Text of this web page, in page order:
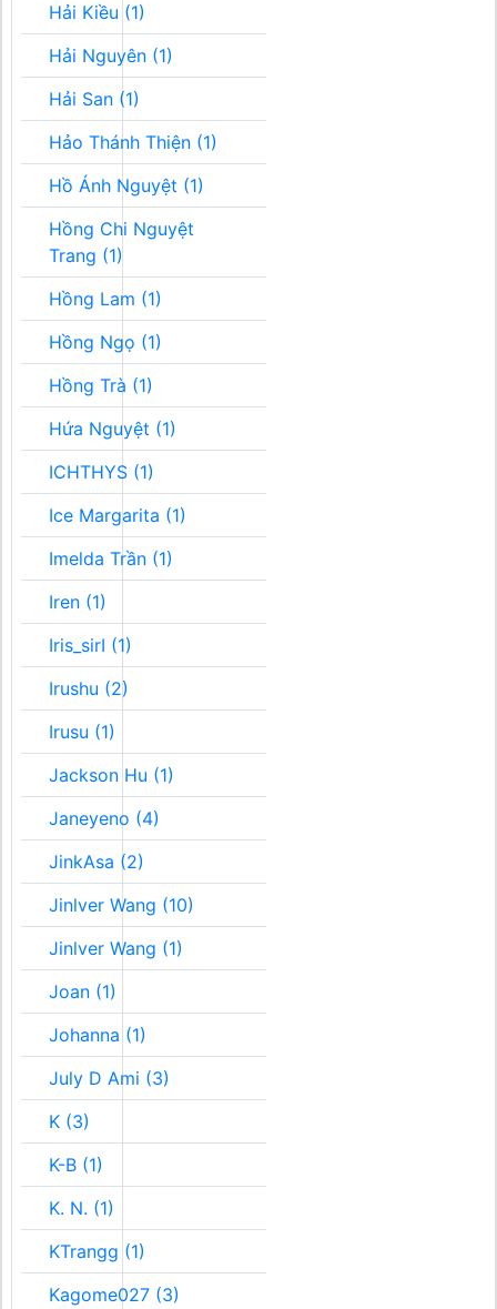
Hải Kiều (1)
Hải Nguyên (1)
Hải San (1)
Hảo Thánh Thiện (1)
Hồ Ánh Nguyệt (1)
Hồng Chi Nguyệt
Trang (1)
Hồng Lam (1)
Hồng Ngọ (1)
Hồng Trà (1)
Hứa Nguyệt (1)
ICHTHYS (1)
Ice Margarita (1)
Imelda Trần (1)
Iren (1)
Iris_sirI (1)
Irushu (2)
Irusu (1)
Jackson Hu (1)
Janeyeno (4)
JinkAsa (2)
Jinlver Wang (10)
Jinlver Wang (1)
Joan (1)
Johanna (1)
July D Ami (3)
K (3)
K-B (1)
K. N. (1)
KTrangg (1)
Kagome027 (3)